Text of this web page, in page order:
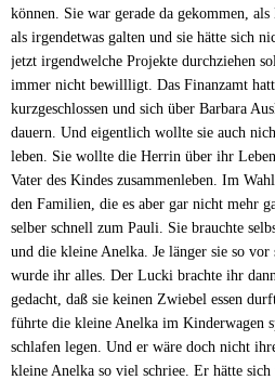
können. Sie war gerade da gekommen,
als irgendetwas galten und sie hätte sich
jetzt irgendwelche Projekte durchziehen
immer nicht bewillligt. Das Finanzamt
kurzgeschlossen und sich über Barbara
dauern. Und eigentlich wollte sie auch
leben. Sie wollte die Herrin über ihr
Vater des Kindes zusammenleben. Im
den Familien, die es aber gar nicht mehr
selber schnell zum Pauli. Sie brauchte
und die kleine Anelka. Je länger sie so vor
wurde ihr alles. Der Lucki brachte ihr
gedacht, daß sie keinen Zwiebel essen
führte die kleine Anelka im Kinderwagen
schlafen legen. Und er wäre doch nicht
kleine Anelka so viel schriee. Er hätte sich